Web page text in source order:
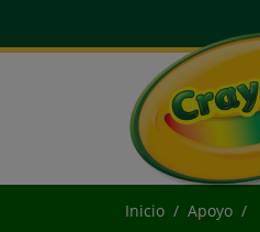
Inicio Apoyo